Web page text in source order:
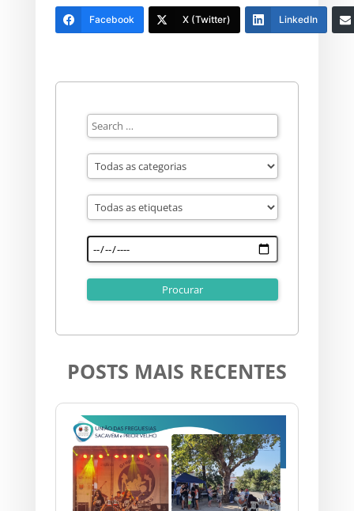
Facebook X (Twitter) LinkedIn
POSTS MAIS RECENTES